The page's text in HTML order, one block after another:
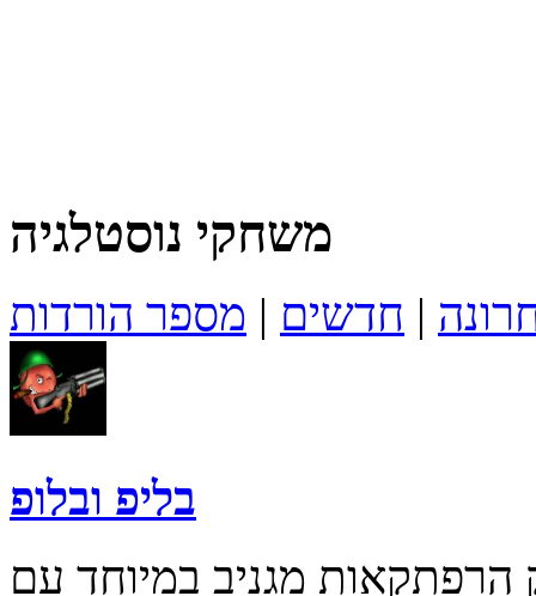
משחקי נוסטלגיה
| חדשים | מספר הורדות
בליפ ובלופ